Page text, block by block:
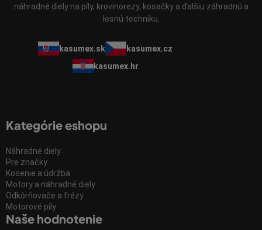
náhradné diely na píly, krovinorezy, kosačky a ďalšiu záhradnú a
lesnú techniku.
kasumex.sk
kasumex.cz
kasumex.hr
Kategórie eshopu
Náhradné diely
Pre značky
Kosenie a údržba
Motory a náhradné diely
Odkôrňovače a frézy
Motorové píly
Naše hodnotenie